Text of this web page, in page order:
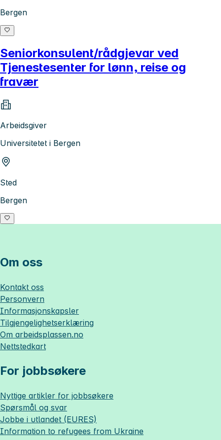
Bergen
Seniorkonsulent/rådgjevar ved
Tjenestesenter for lønn, reise og
fravær
Arbeidsgiver
Universitetet i Bergen
Sted
Bergen
Om oss
Kontakt oss
Personvern
Informasjonskapsler
Tilgjengelighetserklæring
Om arbeidsplassen.no
Nettstedkart
For jobbsøkere
Nyttige artikler for jobbsøkere
Spørsmål og svar
Jobbe i utlandet (EURES)
Information to refugees from Ukraine